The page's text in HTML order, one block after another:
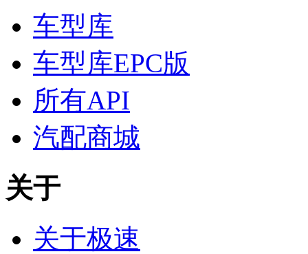
车型库
车型库EPC版
所有API
汽配商城
关于
关于极速